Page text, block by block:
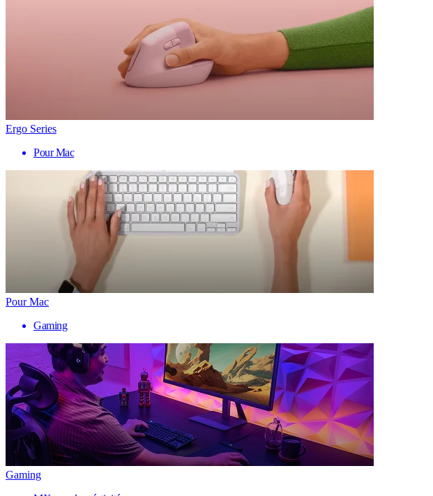
Ergo Series
Pour Mac
Pour Mac
Gaming
Gaming